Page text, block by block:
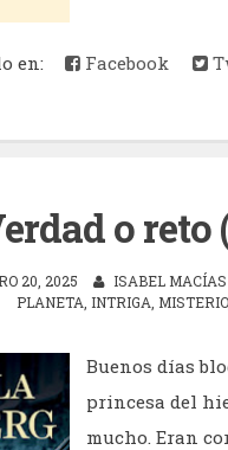
en: Facebook
o
20, 2025 ISABEL MACÍAS
PLANETA INTRIGA MISTERIO
Buenos días
princesa del
mucho. Eran